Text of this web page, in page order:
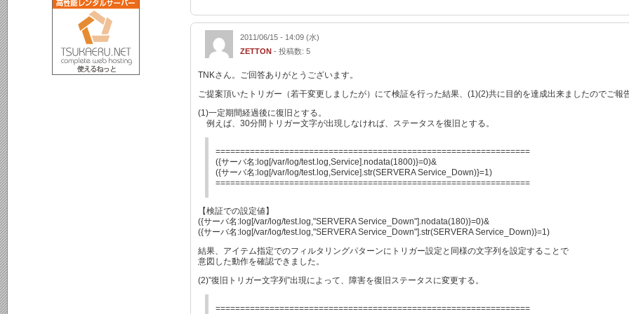
2011/06/15 - 14:09 (水)
ZETTON - 投稿数: 5
TNKさん。ご回答ありがとうございます。
ご提案頂いたトリガー（若干変更しましたが）にて検証を行った結果、(1)(2)共に目的を達成出来ましたのでご報
(1)一定期間経過後に復旧とする。
例えば、30分間トリガー文字が出現しなければ、ステータスを復旧とする。
================================================================
({サーバ名:log[/var/log/test.log,Service].nodata(1800)}=0)&
({サーバ名:log[/var/log/test.log,Service].str(SERVERA Service_Down)}=1)
================================================================
【検証での設定値】
({サーバ名:log[/var/log/test.log,"SERVERA Service_Down"].nodata(180)}=0)&
({サーバ名:log[/var/log/test.log,"SERVERA Service_Down"].str(SERVERA Service_Down)}=1)
結果、アイテム指定でのフィルタリングパターンにトリガー設定と同様の文字列を設定することで
意図した動作を確認できました。
(2)”復旧トリガー文字列”出現によって、障害を復旧ステータスに変更する。
================================================================